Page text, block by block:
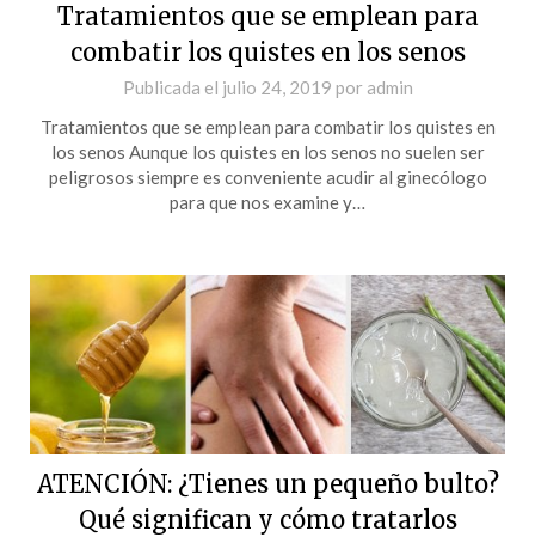
Tratamientos que se emplean para
combatir los quistes en los senos
Publicada el julio 24, 2019 por admin
Tratamientos que se emplean para combatir los quistes en
los senos Aunque los quistes en los senos no suelen ser
peligrosos siempre es conveniente acudir al ginecólogo
para que nos examine y…
ATENCIÓN: ¿Tienes un pequeño bulto?
Qué significan y cómo tratarlos